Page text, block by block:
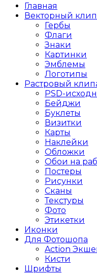
Главная
Векторный
Гербы
Флаги
Знаки
Картинки
Эмблемы
Логотипы
Растровый
PSD-
Бейджи
Буклеты
Визитки
Карты
Наклейки
Обложки
Обои на
Постеры
Рисунки
Сканы
Текстуры
Фото
Этикетки
Иконки
Для Фотошопа
Action
Кисти
Шрифты